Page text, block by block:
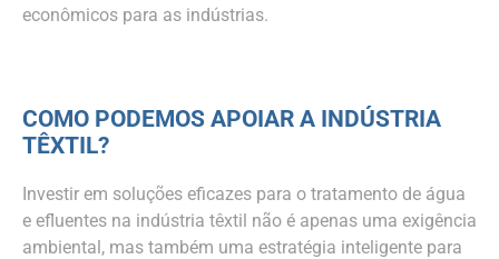
econômicos para as indústrias.
COMO PODEMOS APOIAR A INDÚSTRIA
TÊXTIL?
Investir em soluções eficazes para o tratamento de água
e efluentes na indústria têxtil não é apenas uma exigência
ambiental, mas também uma estratégia inteligente para